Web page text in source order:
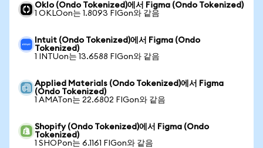
Oklo (Ondo Tokenized)에서 Figma (Ondo Tokenized)
1 OKLOon는 1.8093 FIGon와 같음
Intuit (Ondo Tokenized)에서 Figma (Ondo
Tokenized)
1 INTUon는 13.6588 FIGon와 같음
Applied Materials (Ondo Tokenized)에서 Figma
(Ondo Tokenized)
1 AMATon는 22.6802 FIGon와 같음
Shopify (Ondo Tokenized)에서 Figma (Ondo
Tokenized)
1 SHOPon는 6.1161 FIGon와 같음